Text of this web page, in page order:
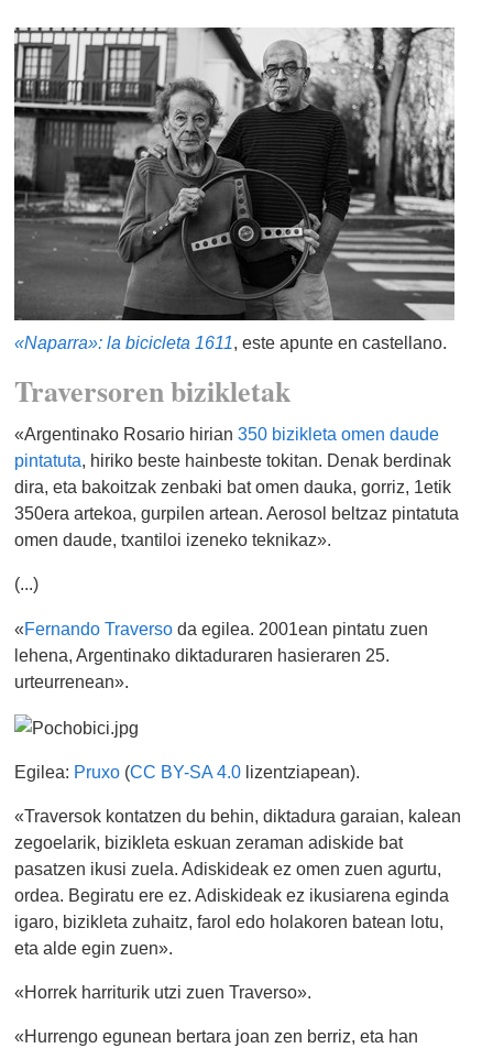
«Naparra»: la bicicleta 1611, este apunte en castellano.
Traversoren bizikletak
«Argentinako Rosario hirian350 bizikleta omen daude
pintatuta, hiriko beste hainbeste tokitan. Denak berdinak
dira, eta bakoitzak zenbaki bat omen dauka, gorriz, 1etik
350era artekoa, gurpilen artean. Aerosol beltzaz pintatuta
omen daude, txantiloi izeneko teknikaz».
(...)
«Fernando Traverso da egilea. 2001ean pintatu zuen
lehena, Argentinako diktaduraren hasieraren 25.
urteurrenean».
Egilea: Pruxo (CC BY-SA 4.0 lizentziapean).
«Traversok kontatzen du behin, diktadura garaian, kalean
zegoelarik, bizikleta eskuan zeraman adiskide bat
pasatzen ikusi zuela. Adiskideak ez omen zuen agurtu,
ordea. Begiratu ere ez. Adiskideak ez ikusiarena eginda
igaro, bizikleta zuhaitz, farol edo holakoren batean lotu,
eta alde egin zuen».
«Horrek harriturik utzi zuen Traverso».
«Hurrengo egunean bertara joan zen berriz, eta han